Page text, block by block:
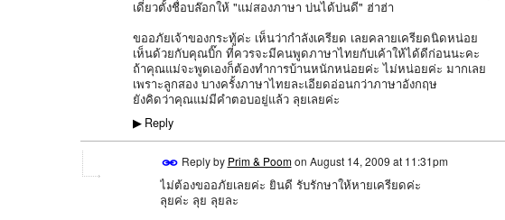
เดี๋ยวตั้งชื่อบล๊อกให้ "แม่สองภาษา บ่นได้บ่นดี" ฮ่าฮ่า
ขออภัยเจ้าของกระทู้ค่ะ เห็นว่ากำลังเครียด เลยคลายเครียดนิดหน่อย
เห็นด้วยกับคุณบิ๊ก ที่ควรจะมีคนพูดภาษาไทยกับเค้าให้ได้ดีก่อนนะคะ
ถ้าคุณแม่จะพูดเองก็ต้องทำการบ้านหนักหน่อยค่ะ ไม่หน่อยค่ะ มากเลย
เพราะลูกสอง บางครั้งภาษาไทยละเอียดอ่อนกว่าภาษาอังกฤษ
ยังคิดว่าคุณแม่มีคำตอบอยู่แล้ว ลุยเลยค่ะ
▶Reply
Reply by Prim & Poomon August 14, 2009 at 11:31pm
ไม่ต้องขออภัยเลยค่ะ ยินดี รับรักษาให้หายเครียดค่ะ
ลุยค่ะ ลุย ลุยละ